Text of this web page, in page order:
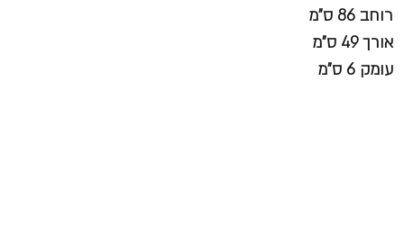
רוחב 86 ס”מ
אורך 49 ס”מ
עומק 6 ס”מ